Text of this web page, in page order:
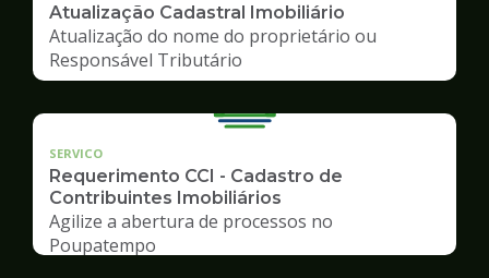
Atualização Cadastral Imobiliário
Atualização do nome do proprietário ou
Responsável Tributário
SERVICO
Requerimento CCI - Cadastro de
Contribuintes Imobiliários
Agilize a abertura de processos no
Poupatempo